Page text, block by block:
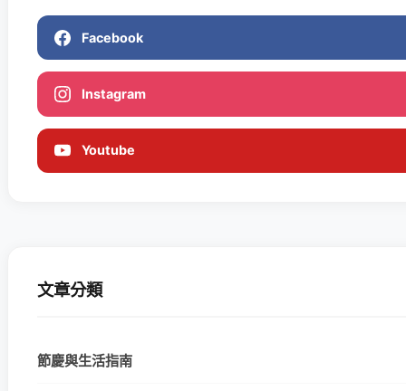
Facebook
Instagram
Youtube
文章分類
節慶與生活指南